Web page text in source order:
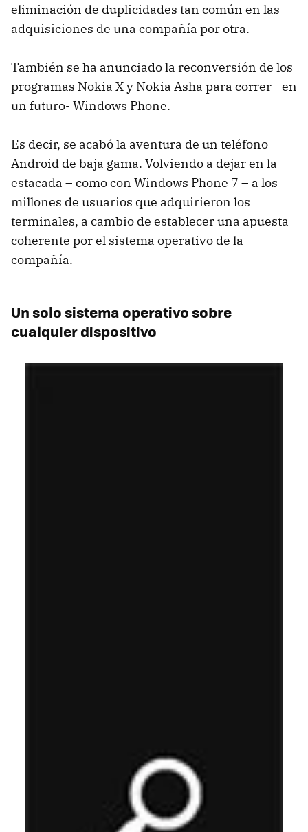
eliminación de duplicidades tan común en las
adquisiciones de una compañía por otra.
También se ha anunciado la reconversión de los
programas Nokia X y Nokia Asha para correr - en
un futuro- Windows Phone.
Es decir, se acabó la aventura de un teléfono
Android de baja gama. Volviendo a dejar en la
estacada – como con Windows Phone 7 – a los
millones de usuarios que adquirieron los
terminales, a cambio de establecer una apuesta
coherente por el sistema operativo de la
compañía.
Un solo sistema operativo sobre
cualquier dispositivo